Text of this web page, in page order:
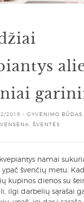
2019 - GYVENIMO BŪDAS
ŠVENTĖS
namai
ypač švenčių metu.
kupinos dienos su
ilgi darbelių sąrašai